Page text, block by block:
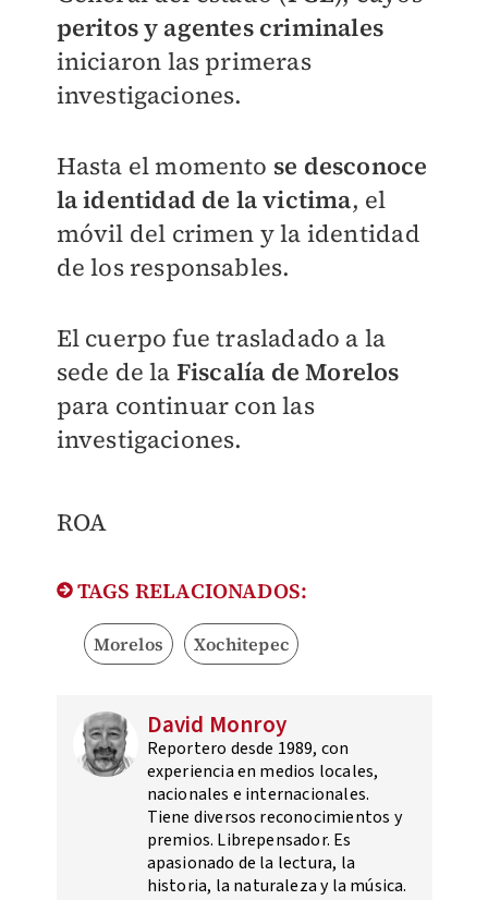
peritos y agentes criminales
iniciaron las primeras
investigaciones.
Hasta el momento se desconoce
la identidad de la victima, el
móvil del crimen y la identidad
de los responsables.
El cuerpo fue trasladado a la
sede de la Fiscalía de Morelos
para continuar con las
investigaciones.
ROA
TAGS RELACIONADOS:
Morelos Xochitepec
David Monroy
Reportero desde 1989, con
experiencia en medios locales,
nacionales e internacionales.
Tiene diversos reconocimientos y
premios. Librepensador. Es
apasionado de la lectura, la
historia, la naturaleza y la música.